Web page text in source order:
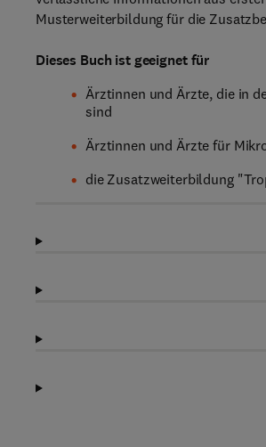
Musterweiterbildung für die
Dieses Buch ist geeignet für
Ärztinnen und Ärzte, die in
sind
Ärztinnen und Ärzte für
die Zusatzweiterbildung